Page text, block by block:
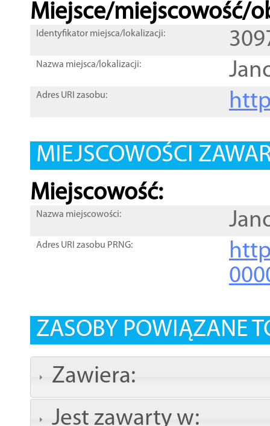
Miejsce/miejscowość/
Identyfikator miejsca/lokalizacji:
Nazwa miejsca/lokalizacji:
Adres URI zasobu:
MIEJSCOWOŚCI
Miejscowość:
Nazwa miejscowości:
Adres URI zasobu PRNG:
ZASOBY POWIĄZANE
Zawiera:
Jest zawarty w: